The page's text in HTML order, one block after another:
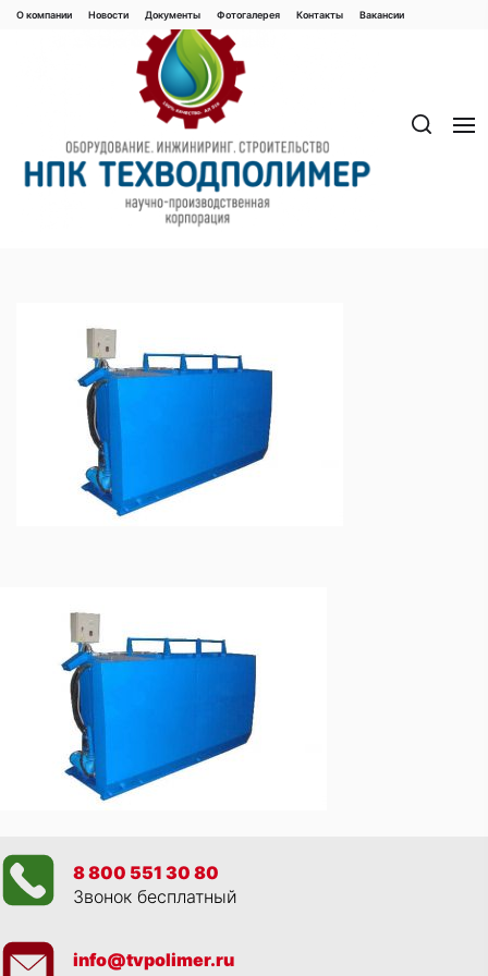
Перейти
О компании Новости Документы Фотогалерея Контaкты Вакaнсии
8 800 551 30 80
Звонок бесплатный
info@tvpolimer.ru